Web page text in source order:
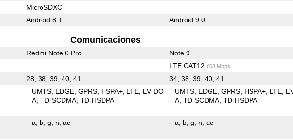
MicroSDXC
Android 8.1 Android 9.0
Comunicaciones
Redmi Note 6 Pro Note 9
LTE CAT12 603 Mbps
28, 38, 39, 40, 41 34, 38, 39, 40, 41
UMTS EDGE GPRS HSPA+ LTE EV-DO
A TD-SCDMA TD-HSDPA
UMTS EDGE GPRS HSPA+ LTE
A TD-SCDMA TD-HSDPA
a b g n ac a b g n ac